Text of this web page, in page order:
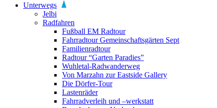
Unterwegs
Jelbi
Radfahren
Fußball EM Radtour
Fahrradtour Gemeinschaftsgärten Sept
Familienradtour
Radtour “Garten Paradies”
Wuhletal-Radwanderweg
Von Marzahn zur Eastside Gallery
Die Dörfer-Tour
Lastenräder
Fahrradverleih und –werkstatt